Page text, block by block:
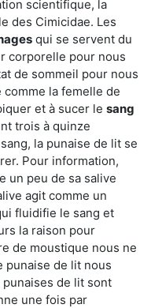
scientifique, la
des Cimicidae. Les
qui se servent du
corporelle pour nous
de sommeil pour nous
la femelle de
et à sucer le sang
trois à quinze
la punaise de lit se
Pour information,
un peu de sa salive
agit comme un
fluidifie le sang et
la raison pour
de moustique nous ne
punaise de lit nous
de lit sont
une fois par